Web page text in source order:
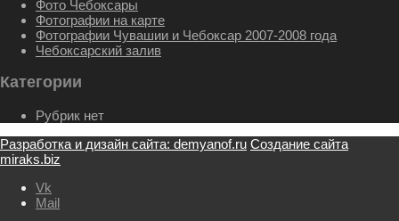
Фото Чебоксары
Фотографии на карте
Фотографии Чувашии и Чебоксар 2007-2008 года
Чебоксарский залив
Категории
Рубрик нет
Разработка и дизайн сайта: demyanof.ru Создание сайта
miraks.biz
Vk
Mail